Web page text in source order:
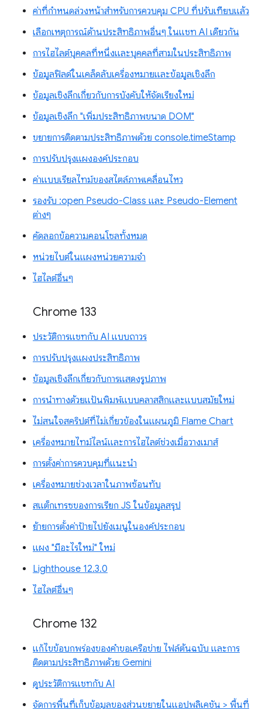
ค่าที่กำหนดล่วงหน้าสำหรับการควบคุม CPU ที่ปรับเทียบแล้ว
เลือกเหตุการณ์ด้านประสิทธิภาพอื่นๆ ในแชท AI เดียวกัน
การไฮไลต์บุคคลที่หนึ่งและบุคคลที่สามในประสิทธิภาพ
ข้อมูลฟิลด์ในเคล็ดลับเครื่องหมายและข้อมูลเชิงลึก
ข้อมูลเชิงลึกเกี่ยวกับการบังคับให้จัดเรียงใหม่
ข้อมูลเชิงลึก "เพิ่มประสิทธิภาพขนาด DOM"
ขยายการติดตามประสิทธิภาพด้วย console.timeStamp
การปรับปรุงแผงองค์ประกอบ
ค่าแบบเรียลไทม์ของสไตล์ภาพเคลื่อนไหว
รองรับ :open Pseudo-Class และ Pseudo-Element
ต่างๆ
คัดลอกข้อความคอนโซลทั้งหมด
หน่วยไบต์ในแผงหน่วยความจำ
ไฮไลต์อื่นๆ
Chrome 133
ประวัติการแชทกับ AI แบบถาวร
การปรับปรุงแผงประสิทธิภาพ
ข้อมูลเชิงลึกเกี่ยวกับการแสดงรูปภาพ
การนำทางด้วยแป้นพิมพ์แบบคลาสสิกและแบบสมัยใหม่
ไม่สนใจสคริปต์ที่ไม่เกี่ยวข้องในแผนภูมิ Flame Chart
เครื่องหมายไทม์ไลน์และการไฮไลต์ช่วงเมื่อวางเมาส์
การตั้งค่าการควบคุมที่แนะนำ
เครื่องหมายช่วงเวลาในภาพซ้อนทับ
สแต็กเทรซของการเรียก JS ในข้อมูลสรุป
ย้ายการตั้งค่าป้ายไปยังเมนูในองค์ประกอบ
แผง "มีอะไรใหม่" ใหม่
Lighthouse 12.3.0
ไฮไลต์อื่นๆ
Chrome 132
แก้ไขข้อบกพร่องของคำขอเครือข่าย ไฟล์ต้นฉบับ และการ
ติดตามประสิทธิภาพด้วย Gemini
ดูประวัติการแชทกับ AI
จัดการพื้นที่เก็บข้อมูลของส่วนขยายในแอปพลิเคชัน > พื้นที่